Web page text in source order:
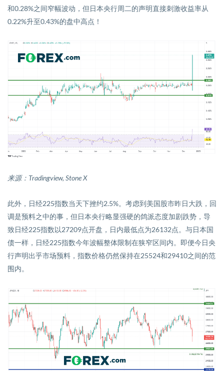
和0.28%之间窄幅波动，但日本央行周二的声明直接刺激收益率从
0.22%升至0.43%的盘中高点！
来源： Tradingview, Stone X
此外，日经225指数当天下挫约2.5%。考虑到美国股市昨日大跌，回
调是预料之中的事 ，但日本央行略显强硬的鸽派态度加剧跌势 ，导
致日经225指数以27209点开盘，日内最低点为26132点。与日本国
债一样，日经225指数今年波幅整体限制在狭窄区间内。即便今日央
行声明出乎市场预料，指数价格仍然保持在25524和29410之间的范
围内。